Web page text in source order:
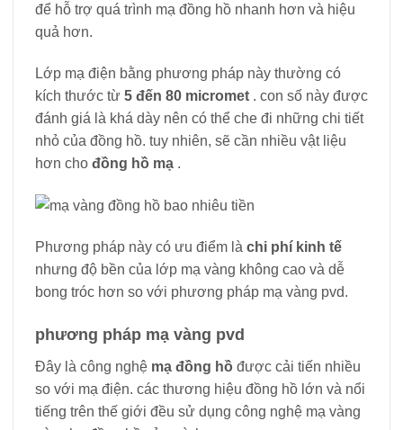
để hỗ trợ quá trình mạ đồng hồ nhanh hơn và hiệu
quả hơn.
Lớp mạ điện bằng phương pháp này thường có
kích thước từ 5 đến 80 micromet . con số này được
đánh giá là khá dày nên có thể che đi những chi tiết
nhỏ của đồng hồ. tuy nhiên, sẽ cần nhiều vật liệu
hơn cho đồng hồ mạ .
Phương pháp này có ưu điểm là chi phí kinh tế
nhưng độ bền của lớp mạ vàng không cao và dễ
bong tróc hơn so với phương pháp mạ vàng pvd.
phương pháp mạ vàng pvd
Đây là công nghệ mạ đồng hồ được cải tiến nhiều
so với mạ điện. các thương hiệu đồng hồ lớn và nổi
tiếng trên thế giới đều sử dụng công nghệ mạ vàng